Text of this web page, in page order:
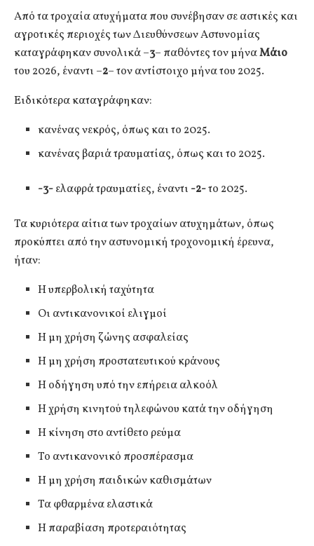
Από τα τροχαία ατυχήματα που συνέβησαν σε αστικές και
αγροτικές περιοχές των Διευθύνσεων Αστυνομίας
καταγράφηκαν συνολικά –3– παθόντες τον μήναΜάιο
του 2026, έναντι –2– τον αντίστοιχο μήνα του 2025.
Ειδικότερα καταγράφηκαν:
κανένας νεκρός, όπως και το 2025.
κανένας βαριά τραυματίας, όπως και το 2025.
-3-ελαφρά τραυματίες, έναντι -2-το 2025.
Τα κυριότερα αίτια των τροχαίων ατυχημάτων, όπως
προκύπτει από την αστυνομική τροχονομική έρευνα,
ήταν:
Η υπερβολική ταχύτητα
Οι αντικανονικοί ελιγμοί
Η μη χρήση ζώνης ασφαλείας
Η μη χρήση προστατευτικού κράνους
Η οδήγηση υπό την επήρεια αλκοόλ
Η χρήση κινητού τηλεφώνου κατά την οδήγηση
Η κίνηση στο αντίθετο ρεύμα
Το αντικανονικό προσπέρασμα
Η μη χρήση παιδικών καθισμάτων
Τα φθαρμένα ελαστικά
Η παραβίαση προτεραιότητας